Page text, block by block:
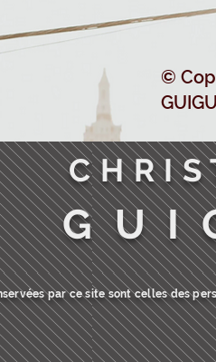
©
C H R I S
G U I
par ce site sont celles des